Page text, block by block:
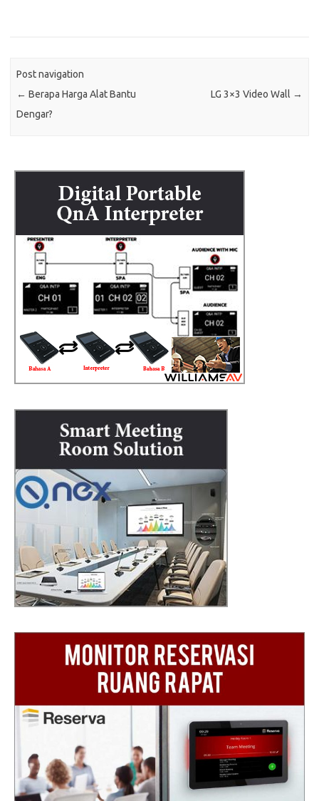
Post navigation
← Berapa Harga Alat Bantu
Dengar?
LG 3×3 Video Wall →